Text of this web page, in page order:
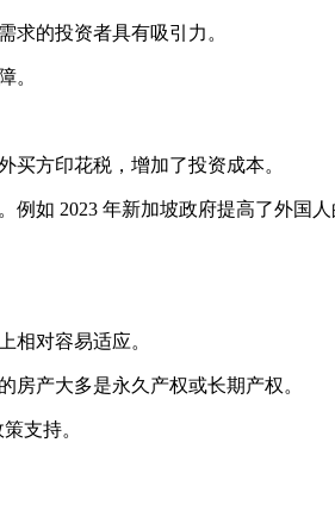
求的投资者具有吸引力。
。
方印花税，增加了投资成本。
如 2023 年新加坡政府提高了外国人
相对容易适应。
产大多是永久产权或长期产权。
支持。